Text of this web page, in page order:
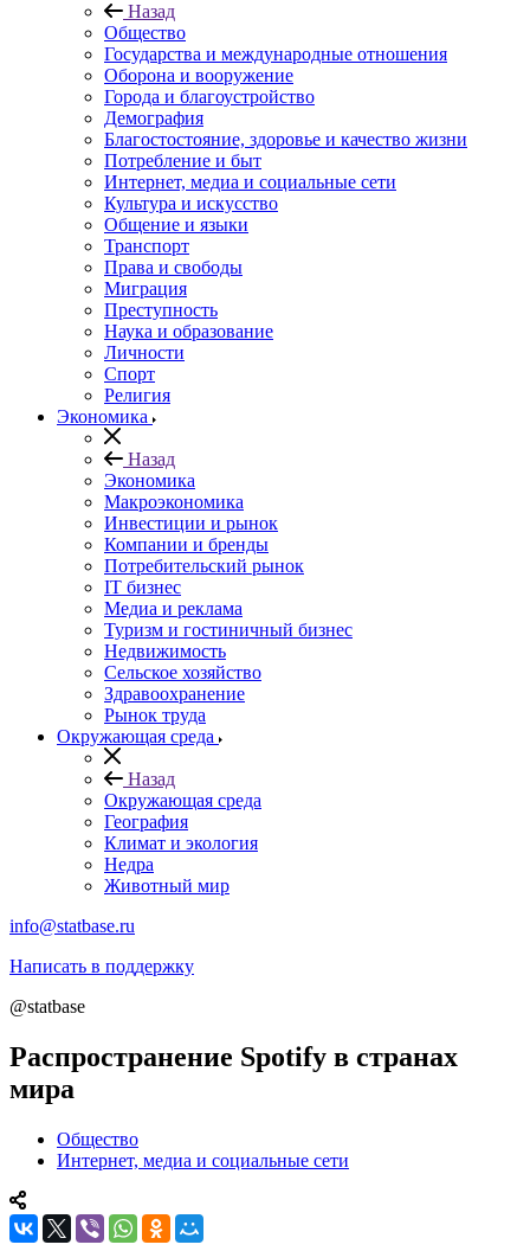
Назад
Общество
Государства и международные отношения
Оборона и вооружение
Города и благоустройство
Демография
Благостостояние, здоровье и качество жизни
Потребление и быт
Интернет, медиа и социальные сети
Культура и искусство
Общение и языки
Транспорт
Права и свободы
Миграция
Преступность
Наука и образование
Личности
Спорт
Религия
Экономика
Назад
Экономика
Макроэкономика
Инвестиции и рынок
Компании и бренды
Потребительский рынок
IT бизнес
Медиа и реклама
Туризм и гостиничный бизнес
Недвижимость
Сельское хозяйство
Здравоохранение
Рынок труда
Окружающая среда
Назад
Окружающая среда
География
Климат и экология
Недра
Животный мир
info@statbase.ru
Написать в поддержку
@statbase
Распространение Spotify в странах
мира
Общество
Интернет, медиа и социальные сети